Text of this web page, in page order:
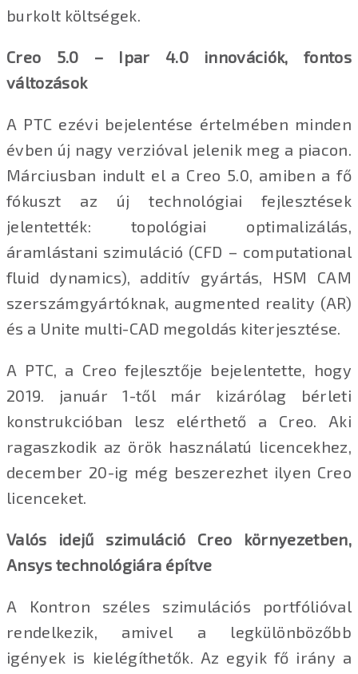
burkolt költségek.
Creo 5.0 – Ipar 4.0 innovációk, fontos
változások
A PTC ezévi bejelentése értelmében minden
évben új nagy verzióval jelenik meg a piacon.
Márciusban indult el a Creo 5.0, amiben a fő
fókuszt az új technológiai fejlesztések
jelentették: topológiai optimalizálás,
áramlástani szimuláció (CFD – computational
fluid dynamics), additív gyártás, HSM CAM
szerszámgyártóknak, augmented reality (AR)
és a Unite multi-CAD megoldás kiterjesztése.
A PTC, a Creo fejlesztője bejelentette, hogy
2019. január 1-től már kizárólag bérleti
konstrukcióban lesz elérthető a Creo. Aki
ragaszkodik az örök használatú licencekhez,
december 20-ig még beszerezhet ilyen Creo
licenceket.
Valós idejű szimuláció Creo környezetben,
Ansys technológiára építve
A Kontron széles szimulációs portfólióval
rendelkezik, amivel a legkülönbözőbb
igények is kielégíthetők. Az egyik fő irány a